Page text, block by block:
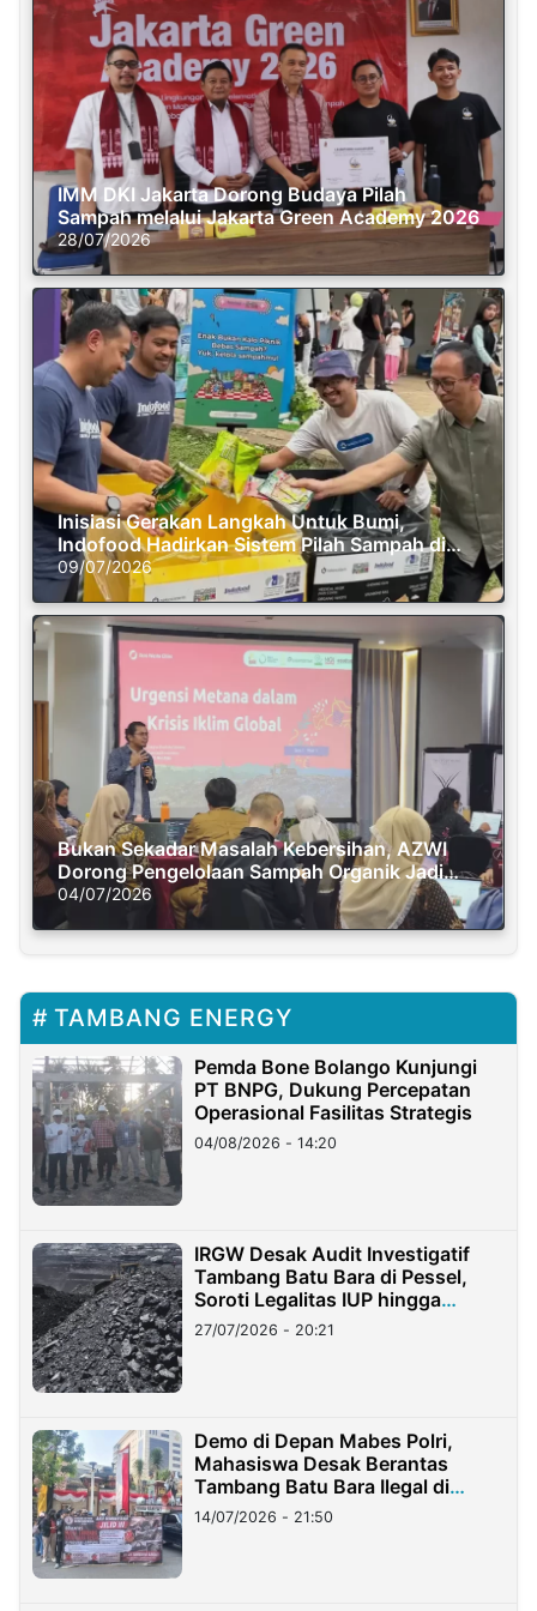
IMM DKI Jakarta Dorong Budaya Pilah
Sampah melalui Jakarta Green Academy 2026
28/07/2026
Inisiasi Gerakan Langkah Untuk Bumi,
Indofood Hadirkan Sistem Pilah Sampah di
Semasa Piknik
09/07/2026
Bukan Sekadar Masalah Kebersihan, AZWI
Dorong Pengelolaan Sampah Organik Jadi
Solusi Krisis Iklim
04/07/2026
TAMBANG ENERGY
Pemda Bone Bolango Kunjungi
PT BNPG, Dukung Percepatan
Operasional Fasilitas Strategis
04/08/2026 - 14:20
IRGW Desak Audit Investigatif
Tambang Batu Bara di Pessel,
Soroti Legalitas IUP hingga
Stockpile
27/07/2026 - 20:21
Demo di Depan Mabes Polri,
Mahasiswa Desak Berantas
Tambang Batu Bara Ilegal di
Lampung
14/07/2026 - 21:50